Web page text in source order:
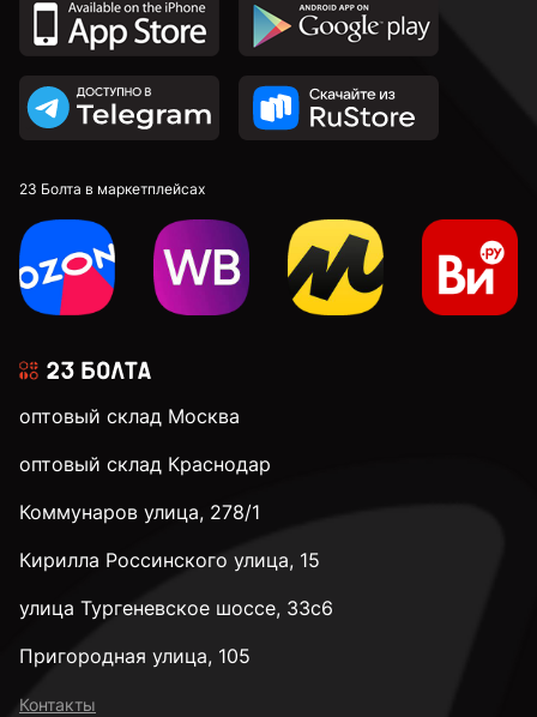
23 Болта в маркетплейсах
оптовый склад Москва
оптовый склад Краснодар
Коммунаров улица, 278/1
Кирилла Россинского улица, 15
улица Тургеневское шоссе, 33с6
Пригородная улица, 105
Контакты